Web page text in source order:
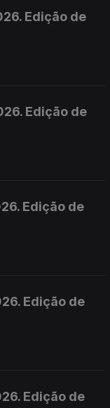
Edição de
Edição de
Edição de
Edição de
Edição de